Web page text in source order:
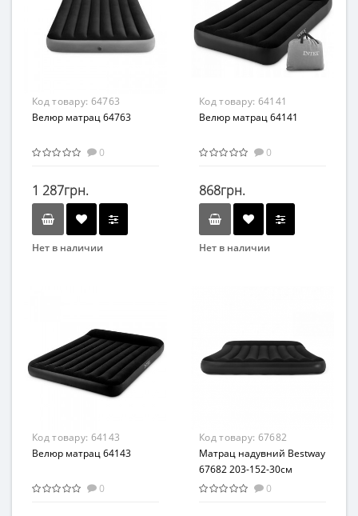
Возраст
от 3 лет
Материал
Код товару: 64763
Велюр матрац 64763
0
1 287грн.
Нет в наличии
Возраст
от 3 лет
Материал
Код товару: 64141
Велюр матрац 64141
0
868грн.
Нет в наличии
Возраст
от 3 лет
Код товару: 64143
Велюр матрац 64143
0
Код товару: 67682
Матрац надувний Bestway
67682 203-152-30см
0